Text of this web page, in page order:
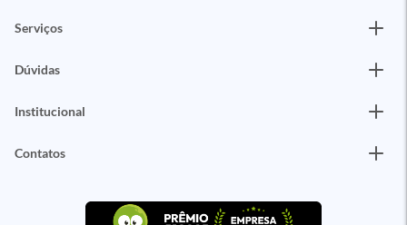
Serviços
Dúvidas
Institucional
Contatos